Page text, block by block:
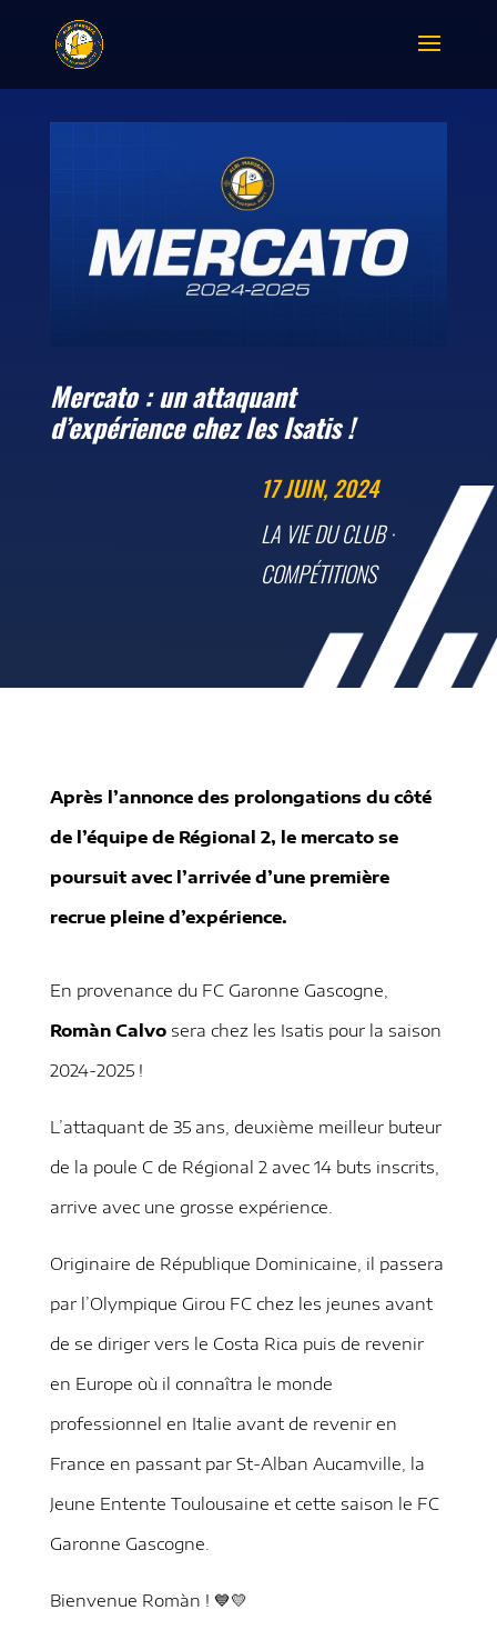
Mercato : un attaquant
d’expérience chez les Isatis !
17 JUIN, 2024
LA VIE DU CLUB·
COMPÉTITIONS
Après l’annonce des prolongations du côté
de l’équipe de Régional 2, le mercato se
poursuit avec l’arrivée d’une première
recrue pleine d’expérience.
En provenance du FC Garonne Gascogne,
Romàn Calvosera chez les Isatis pour la saison
2024-2025 !
L’attaquant de 35 ans, deuxième meilleur buteur
de la poule C de Régional 2 avec 14 buts inscrits,
arrive avec une grosse expérience.
Originaire de République Dominicaine, il passera
par l’Olympique Girou FC chez les jeunes avant
de se diriger vers le Costa Rica puis de revenir
en Europe où il connaîtra le monde
professionnel en Italie avant de revenir en
France en passant par St-Alban Aucamville, la
Jeune Entente Toulousaine et cette saison le FC
Garonne Gascogne.
Bienvenue Romàn ! 💙💛